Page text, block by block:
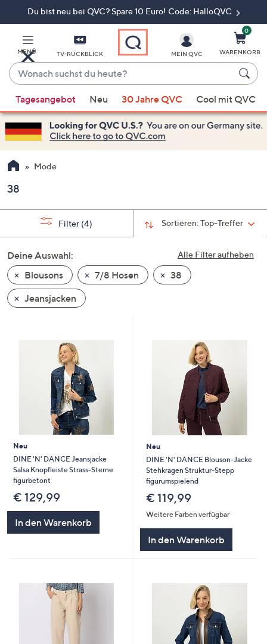
Du bist neu bei QVC? Spare 10 Euro! Code: HalloQVC
MENÜ TV-RÜCKBLICK
Wonach
suchst
du
heute?
Vorschläge
verfügbar
sind,
verwenden
Sie
Pfeiltasten
nach
und
nach
unten
oder
wischen
Sie
diese
anzuzeigen.
MEIN QVC
0
WARENKORB
Tagesangebot Neu 30 Jahre QVC Cool mit QVC
Mode
38
Sortieren:Top-Treffer
Filter (4)
Alle Filter aufheben
Deine Auswahl:
Blousons
7/8 Hosen
38
Jeansjacken
Neu
DINE 'N' DANCE Jeansjacke
Salsa Knopfleiste Strass-Sterne
figurbetont
€ 129,99
In den Warenkorb
Neu
DINE 'N' DANCE Blouson-Jacke
Stehkragen Struktur-Stepp
figurumspielend
€ 119,99
Weitere Farben verfügbar
In den Warenkorb